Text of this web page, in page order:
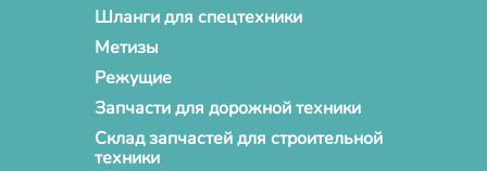
Шланги для спецтехники
Метизы
Режущие
Запчасти для дорожной техники
Склад запчастей для строительной
техники